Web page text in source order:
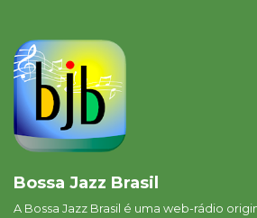
Bossa Jazz Brasil
A Bossa Jazz Brasil é uma web-rádio